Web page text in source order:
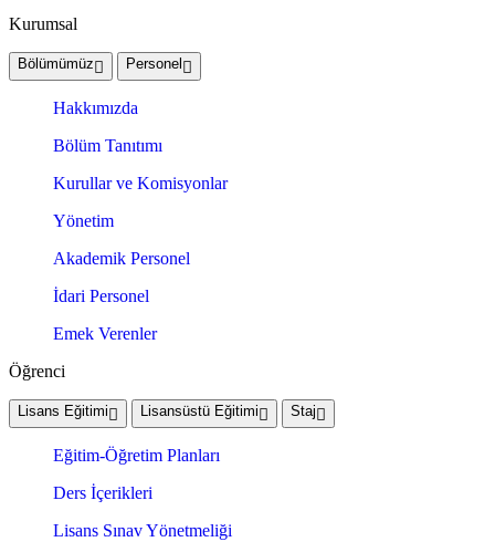
Kurumsal
Bölümümüz Personel
Hakkımızda
Bölüm Tanıtımı
Kurullar ve Komisyonlar
Yönetim
Akademik Personel
İdari Personel
Emek Verenler
Öğrenci
Lisans Eğitimi Lisansüstü Eğitimi Staj
Eğitim-Öğretim Planları
Ders İçerikleri
Lisans Sınav Yönetmeliği